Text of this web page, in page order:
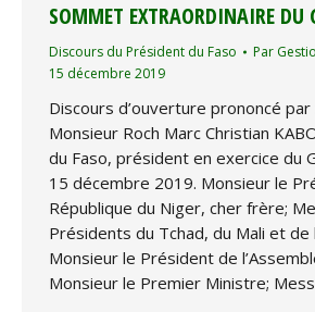
SOMMET EXTRAORDINAIRE DU
Discours du Président du Faso Par
15 décembre 2019
Discours d’ouverture prononcé par
Monsieur Roch Marc Christian
du Faso, président en exercice du
15 décembre 2019. Monsieur le
République du Niger, cher frère;
Présidents du Tchad, du Mali et de
Monsieur le Président de
Monsieur le Premier Ministre;